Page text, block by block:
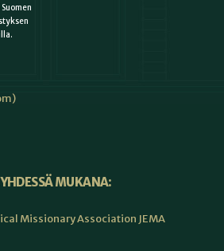
MUKANA:
Missionary Association JEMA